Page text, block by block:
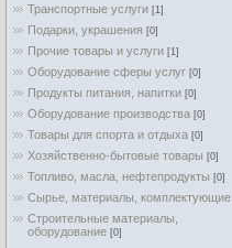
Транспортные услуги [1]
Подарки, украшения [0]
Прочие товары и услуги [1]
Оборудование сферы услуг [0]
Продукты питания, напитки [0]
Оборудование производства [0]
Товары для спорта и отдыха [0]
Хозяйственно-бытовые товары [0]
Топливо, масла, нефтепродукты [0]
Сырье, материалы, комплектующие
Строительные материалы,
оборудование [0]